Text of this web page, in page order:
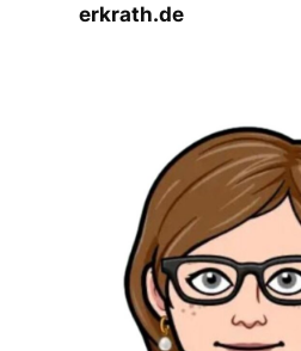
erkrath.de